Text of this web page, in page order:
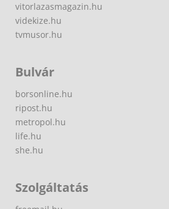
vitorlazasmagazin.hu
videkize.hu
tvmusor.hu
Bulvár
borsonline.hu
ripost.hu
metropol.hu
life.hu
she.hu
Szolgáltatás